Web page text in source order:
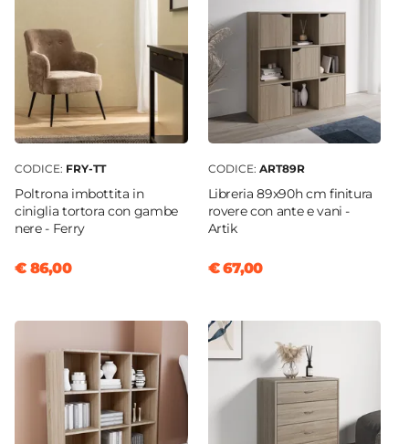
CODICE: FRY-TT
Poltrona imbottita in
ciniglia tortora con gambe
nere - Ferry
€ 86,00
CODICE: ART89R
Libreria 89x90h cm finitura
rovere con ante e vani -
Artik
€ 67,00